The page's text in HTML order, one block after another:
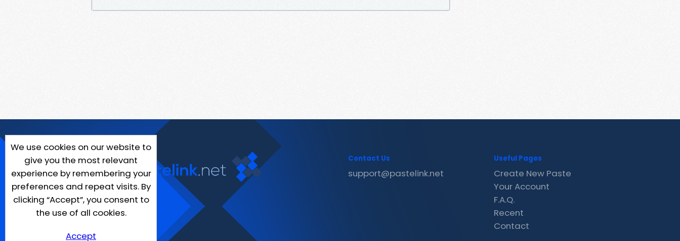
We use cookies on our website to
give you the most relevant
experience by remembering your
preferences and repeat visits. By
clicking “Accept”, you consent to
the use of all cookies.
Accept
Contact Us
support@pastelink.net
Useful Pages
Create New Paste
Your Account
F.A.Q.
Recent
Contact